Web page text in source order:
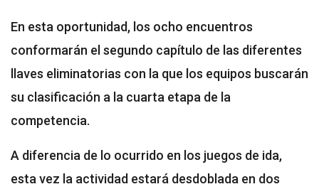
En esta oportunidad, los ocho encuentros
conformarán el segundo capítulo de las diferentes
llaves eliminatorias con la que los equipos buscarán
su clasificación a la cuarta etapa de la
competencia.
A diferencia de lo ocurrido en los juegos de ida,
esta vez la actividad estará desdoblada en dos